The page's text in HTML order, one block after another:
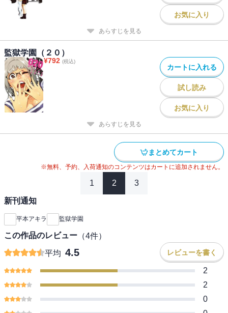
お気に入り
あらすじを見る
監獄学園（２０）
¥792 (税込)
カートに入れる
試し読み
お気に入り
あらすじを見る
まとめてカート
※無料、予約、入荷通知のコンテンツはカートに追加されません。
1 2 3
新刊通知
平本アキラ 監獄学園
この作品のレビュー （4件）
平均 4.5 レビューを書く
2
2
0